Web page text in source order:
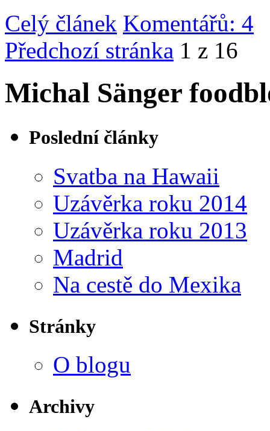
Celý článek Komentářů: 4
Předchozí stránka 1 z 16
Michal Sänger
Poslední články
Svatba na Hawaii
Uzávěrka roku 2014
Uzávěrka roku 2013
Madrid
Na cestě do Mexika
Stránky
O blogu
Archivy